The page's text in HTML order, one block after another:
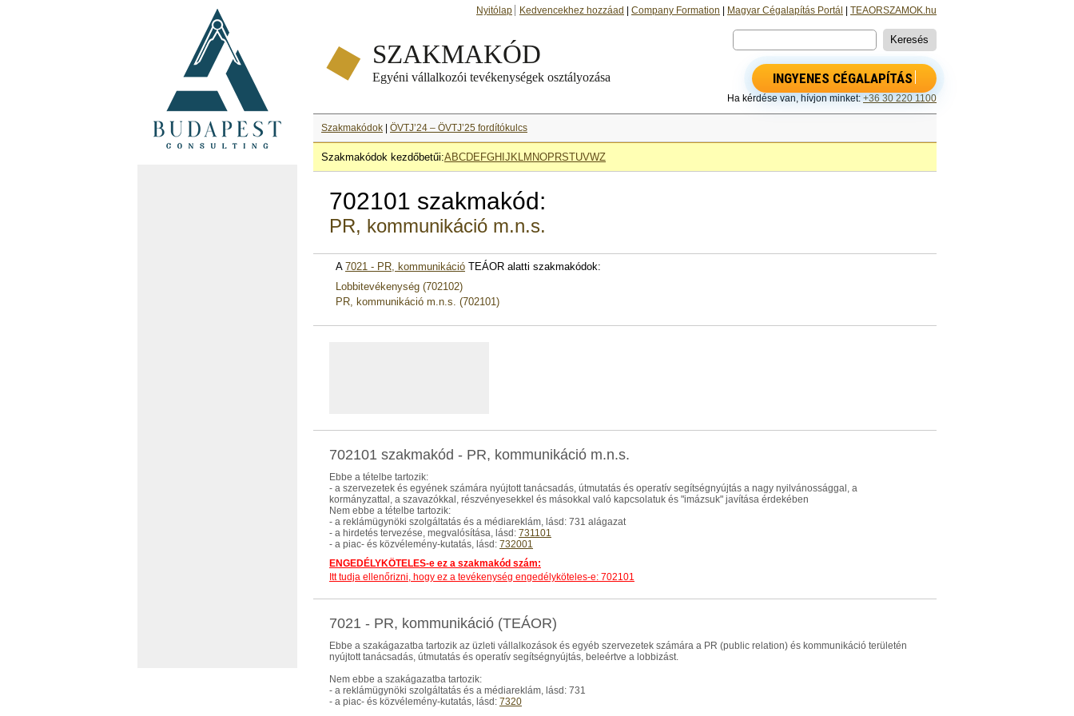
Nyitólap Kedvencekhez hozzáad Company Formation Magyar Cégalapítás Portál TEAORSZAMOK.hu
INGYENES CÉGALAPÍTÁS
Ha kérdése van, hívjon minket: +36 30 220 1100
Szakmakódok ÖVTJ’24 – ÖVTJ’25 fordítókulcs
Szakmakódok kezdőbetűi:ABCDE FGH J KLM NOP RSTUVWZ
702101 szakmakód:
PR, kommunikáció m.n.s.
A 7021 - PR, kommunikáció TEÁOR alatti szakmakódok:
Lobbitevékenység (702102)
PR, kommunikáció m.n.s. (702101)
702101 szakmakód - PR, kommunikáció m.n.s.
Ebbe a tételbe tartozik:
- a szervezetek és egyének számára nyújtott tanácsadás, útmutatás és operatív segítségnyújtás a nagy nyilvánossággal, a
kormányzattal, a szavazókkal, részvényesekkel és másokkal való kapcsolatuk és "imázsuk" javítása érdekében
Nem ebbe a tételbe tartozik:
- a reklámügynöki szolgáltatás és a médiareklám, lásd: 731 alágazat
- a hirdetés tervezése, megvalósítása, lásd: 731101
- a piac- és közvélemény-kutatás, lásd: 732001
ENGEDÉLYKÖTELES-e ez a szakmakód szám:
Itt tudja ellenőrizni, hogy ez a tevékenység engedélyköteles-e: 702101
7021 - PR, kommunikáció (TEÁOR)
Ebbe a szakágazatba tartozik az üzleti vállalkozások és egyéb szervezetek számára a PR (public relation) és kommunikáció területén
nyújtott tanácsadás, útmutatás és operatív segítségnyújtás, beleértve a lobbizást.
Nem ebbe a szakágazatba tartozik:
- a reklámügynöki szolgáltatás és a médiareklám, lásd: 731
- a piac- és közvélemény-kutatás, lásd: 7320